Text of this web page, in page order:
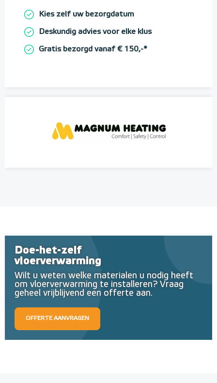
Kies zelf uw bezorgdatum
Deskundig advies voor elke klus
Gratis bezorgd vanaf € 150,-*
Doe-het-zelf
vloerverwarming
Wilt u weten welke materialen u nodig heeft
om vloerverwarming te installeren? Vraag
geheel vrijblijvend een offerte aan.
OFFERTE AANVRAGEN